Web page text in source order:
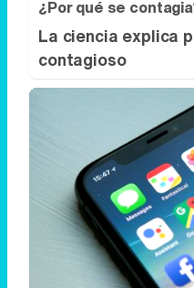
9 apps que valen oro
No son populares,